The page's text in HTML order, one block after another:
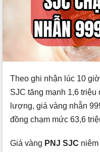
Theo ghi nhận lúc 10
SJC tăng mạnh 1,6
lượng, giá vàng nhẫn
đồng chạm mức 63,6
Giá vàng PNJ SJC